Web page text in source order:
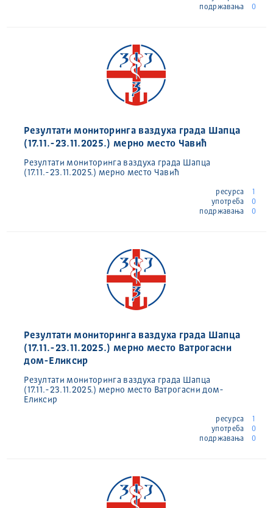
подржавања
0
Резултати мониторинга ваздуха града Шапца
(17.11.-23.11.2025.) мерно место Чавић
Резултати мониторинга ваздуха града Шапца
(17.11.-23.11.2025.) мерно место Чавић
ресурса
1
употреба
0
подржавања
0
Резултати мониторинга ваздуха града Шапца
(17.11.-23.11.2025.) мерно место Ватрогасни
дом-Еликсир
Резултати мониторинга ваздуха града Шапца
(17.11.-23.11.2025.) мерно место Ватрогасни дом-
Еликсир
ресурса
1
употреба
0
подржавања
0